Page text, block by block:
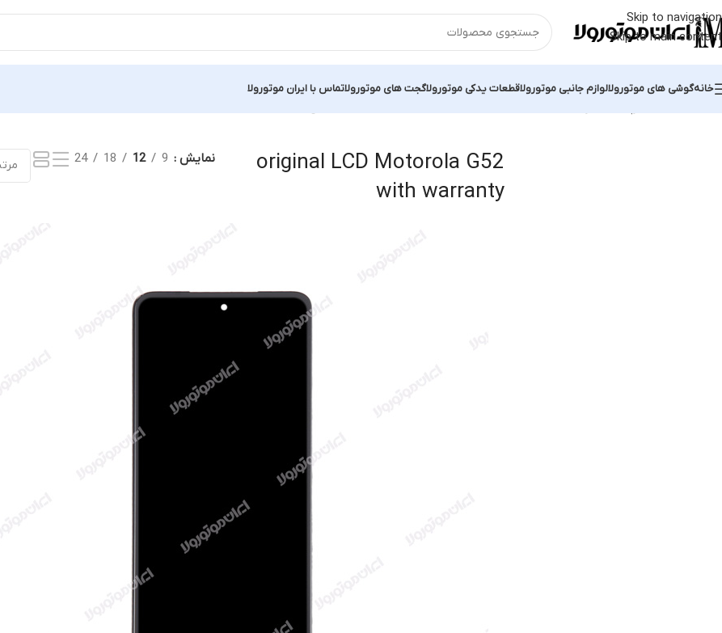
Skip to navigation
Skip to main content
خانهگوشی های موتورولالوازم جانبی موتورولاقطعات یدکی موتورولاگجت های موتورولاتماس با ایران موتورولا
original LCD Motorola G52
with warranty
نمایش 9
12
18
24